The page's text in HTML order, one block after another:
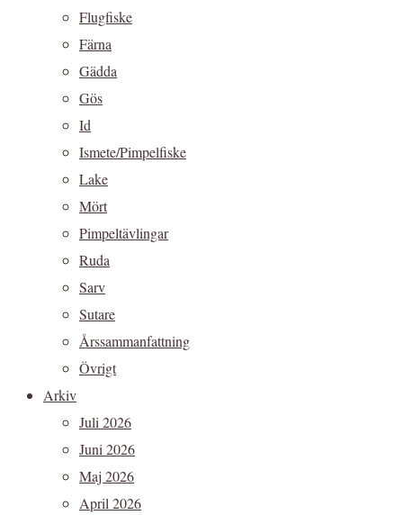
Flugfiske
Färna
Gädda
Gös
Id
Ismete/Pimpelfiske
Lake
Mört
Pimpeltävlingar
Ruda
Sarv
Sutare
Årssammanfattning
Övrigt
Arkiv
Juli 2026
Juni 2026
Maj 2026
April 2026